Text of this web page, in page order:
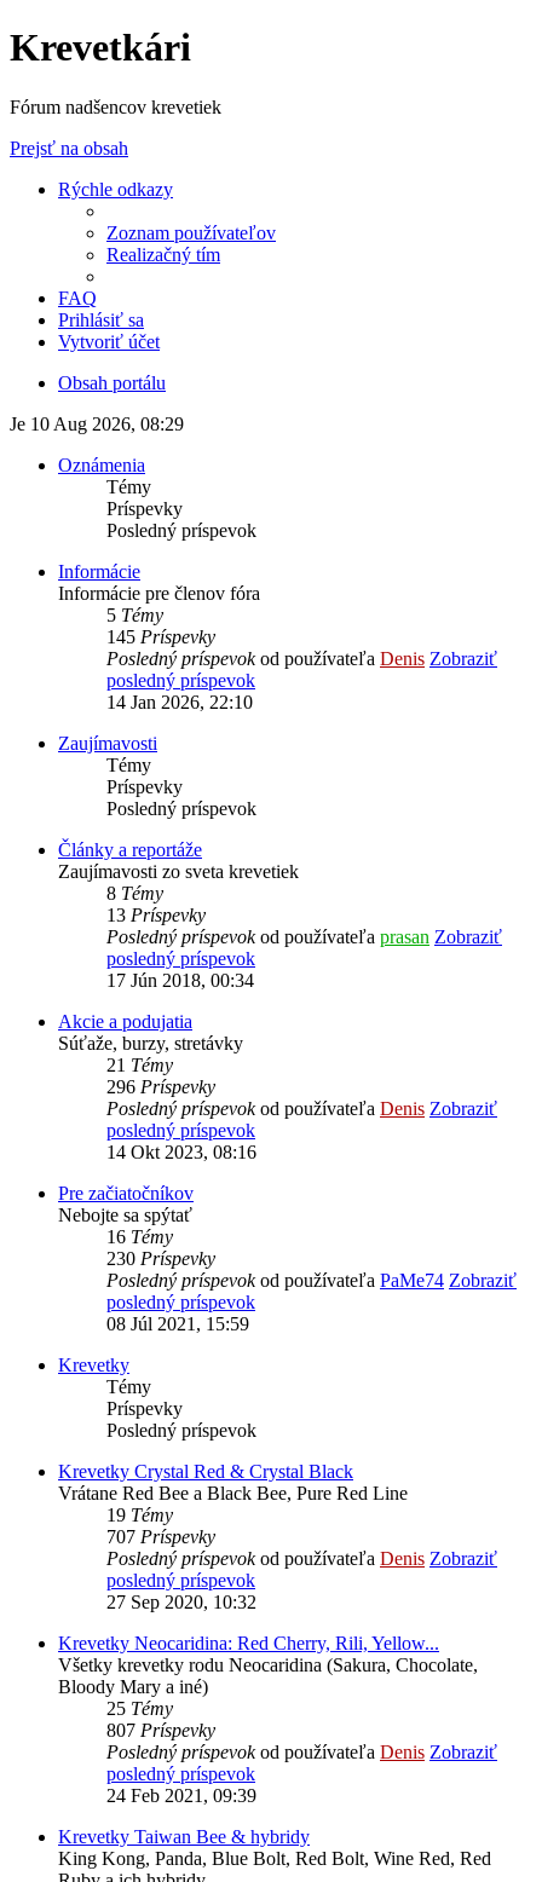
Krevetkári
Fórum nadšencov krevetiek
Prejsť na obsah
Rýchle odkazy
Zoznam používateľov
Realizačný tím
FAQ
Prihlásiť sa
Vytvoriť účet
Obsah portálu
Je 10 Aug 2026, 08:29
Oznámenia
Témy
Príspevky
Posledný príspevok
Informácie
Informácie pre členov fóra
5 Témy
145 Príspevky
Posledný príspevokod používateľa Denis Zobraziť
posledný príspevok
14 Jan 2026, 22:10
Zaujímavosti
Témy
Príspevky
Posledný príspevok
Články a reportáže
Zaujímavosti zo sveta krevetiek
8 Témy
13 Príspevky
Posledný príspevokod používateľa prasan Zobraziť
posledný príspevok
17 Jún 2018, 00:34
Akcie a podujatia
Súťaže, burzy, stretávky
21 Témy
296 Príspevky
Posledný príspevokod používateľa Denis Zobraziť
posledný príspevok
14 Okt 2023, 08:16
Pre začiatočníkov
Nebojte sa spýtať
16 Témy
230 Príspevky
Posledný príspevokod používateľa PaMe74 Zobraziť
posledný príspevok
08 Júl 2021, 15:59
Krevetky
Témy
Príspevky
Posledný príspevok
Krevetky Crystal Red & Crystal Black
Vrátane Red Bee a Black Bee, Pure Red Line
19 Témy
707 Príspevky
Posledný príspevokod používateľa Denis Zobraziť
posledný príspevok
27 Sep 2020, 10:32
Krevetky Neocaridina: Red Cherry, Rili, Yellow...
Všetky krevetky rodu Neocaridina (Sakura, Chocolate,
Bloody Mary a iné)
25 Témy
807 Príspevky
Posledný príspevokod používateľa Denis Zobraziť
posledný príspevok
24 Feb 2021, 09:39
Krevetky Taiwan Bee & hybridy
King Kong, Panda, Blue Bolt, Red Bolt, Wine Red, Red